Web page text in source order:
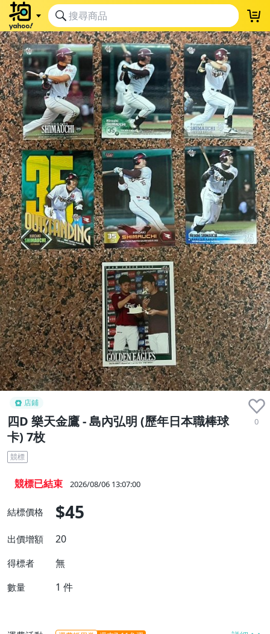
店鋪
四D 樂天金鷹 - 島內弘明 (歷年日本職棒球
卡) 7枚
0
競標
競標已結束 2026/08/06 13:07:00
結標價格 $45
出價增額 20
得標者 無
數量 1 件